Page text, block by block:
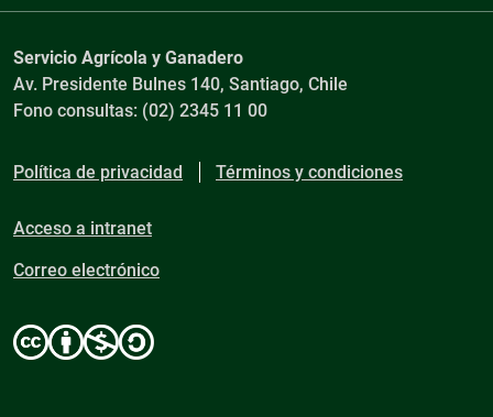
Servicio Agrícola y Ganadero
Av. Presidente Bulnes 140, Santiago, Chile
Fono consultas: (02) 2345 11 00
Política de privacidad Términos y condiciones
Acceso a intranet
Correo electrónico